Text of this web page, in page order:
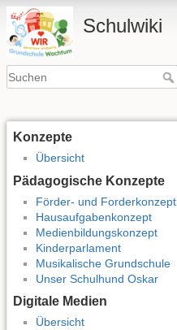
Schulwiki
Konzepte
Übersicht
Pädagogische Konzepte
Förder- und Forderkonzept
Hausaufgabenkonzept
Medienbildungskonzept
Kinderparlament
Musikalische Grundschule
Unser Schulhund Oskar
Digitale Medien
Übersicht